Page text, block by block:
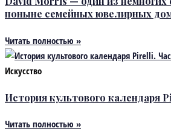
поныне семейных ювелирных
Читать полностью »
Искусство
История культового календаря
Читать полностью »